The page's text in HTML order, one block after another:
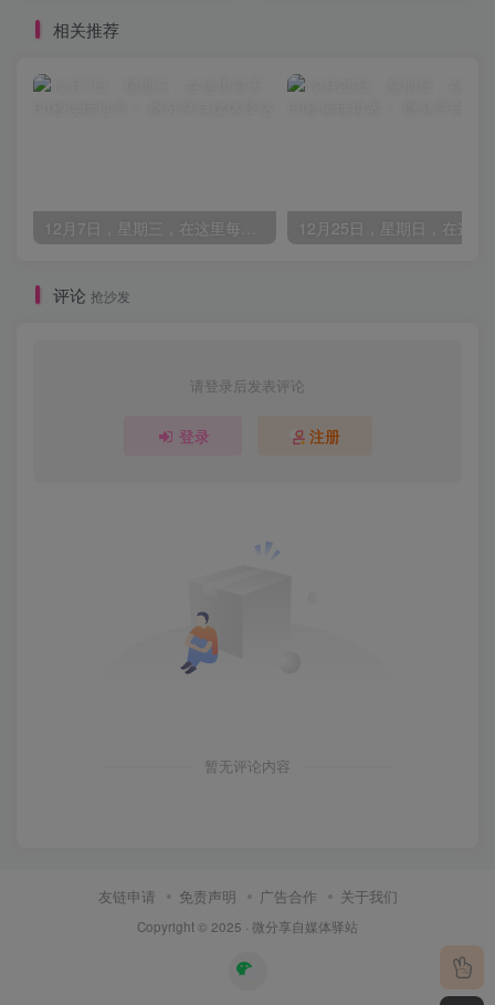
相关推荐
评论 抢沙发
请登录后发表评论
登录 注册
暂无评论内容
友链申请 免责声明 广告合作 关于我们
Copyright © 2025 · 微分享自媒体驿站